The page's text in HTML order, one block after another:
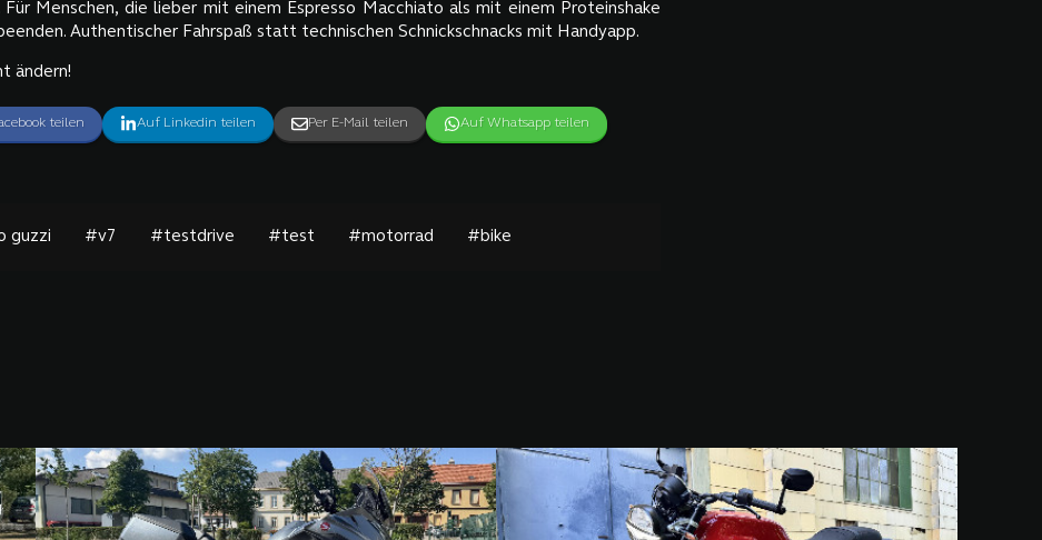
Für Menschen, die lieber mit einem Espresso Macchiato als mit einem Proteinshake
Authentischer Fahrspaß statt technischen Schnickschnacks mit Handyapp.
ändern!
teilen Auf Linkedin teilen Per E-Mail teilen Auf Whatsapp teilen
guzzi #v7 #testdrive #test #motorrad #bike